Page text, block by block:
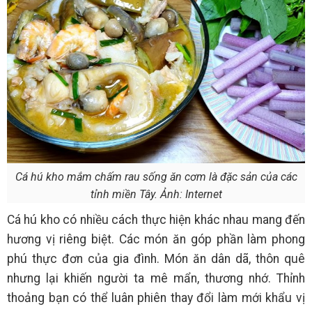
Cá hú kho mắm chấm rau sống ăn cơm là đặc sản của các
tỉnh miền Tây. Ảnh: Internet
Cá hú kho có nhiều cách thực hiện khác nhau mang đến
hương vị riêng biệt. Các món ăn góp phần làm phong
phú thực đơn của gia đình. Món ăn dân dã, thôn quê
nhưng lại khiến người ta mê mẩn, thương nhớ. Thỉnh
thoảng bạn có thể luân phiên thay đổi làm mới khẩu vị